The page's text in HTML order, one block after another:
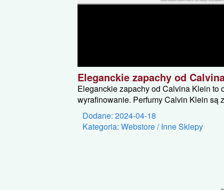
Eleganckie zapachy od
Eleganckie zapachy od Calvina Klein to
wyrafinowanie. Perfumy Calvin Klein są
Dodane: 2024-04-18
Kategoria: Webstore / Inne Sklepy